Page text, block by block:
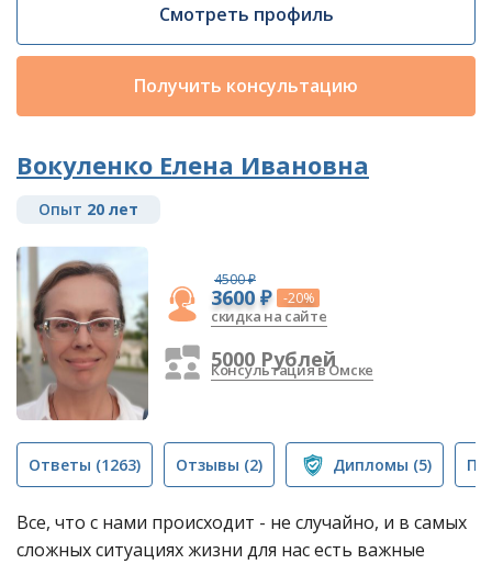
Смотреть профиль
Получить консультацию
Вокуленко Елена Ивановна
Опыт 20 лет
4500 ₽
3600 ₽ -20%
скидка на сайте
5000 Рублей
Консультация в Омске
Ответы (1263) Отзывы (2) Дипломы (5)
Все, что с нами происходит - не случайно, и в самых
сложных ситуациях жизни для нас есть важные